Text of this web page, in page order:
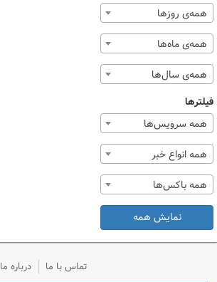
همه‌ی روزها
همه‌ی ماه‌ها
همه‌ی سال‌ها
فیلترها
همه سرویس‌ها
همه انواع خبر
همه باکس‌ها
نمایش همه
تماس با ما درباره ما